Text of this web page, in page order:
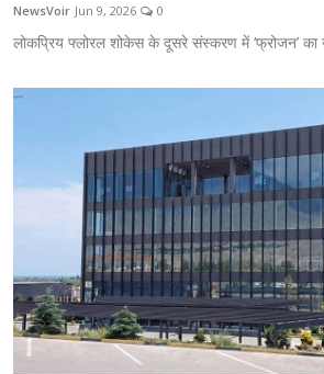
NewsVoir Jun 9, 2026 0
लोकप्रिय फ्लोरल शोकेस के दूसरे संस्करण में ‘फ्रोजन’ का